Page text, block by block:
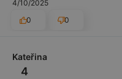
4/10/2025
0
0
Kateřina
4